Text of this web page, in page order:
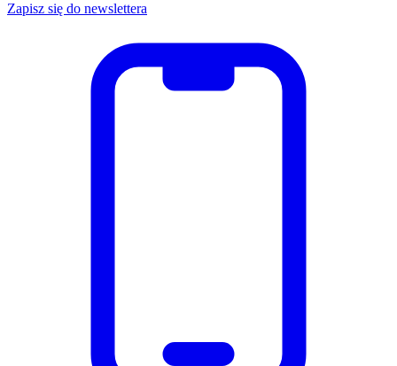
Zapisz się do newslettera